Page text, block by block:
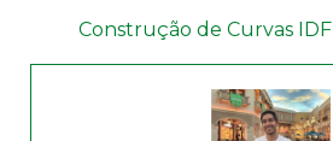
Construção de Curvas IDF